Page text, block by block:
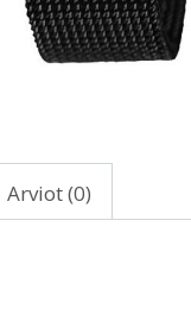
Arviot (0)